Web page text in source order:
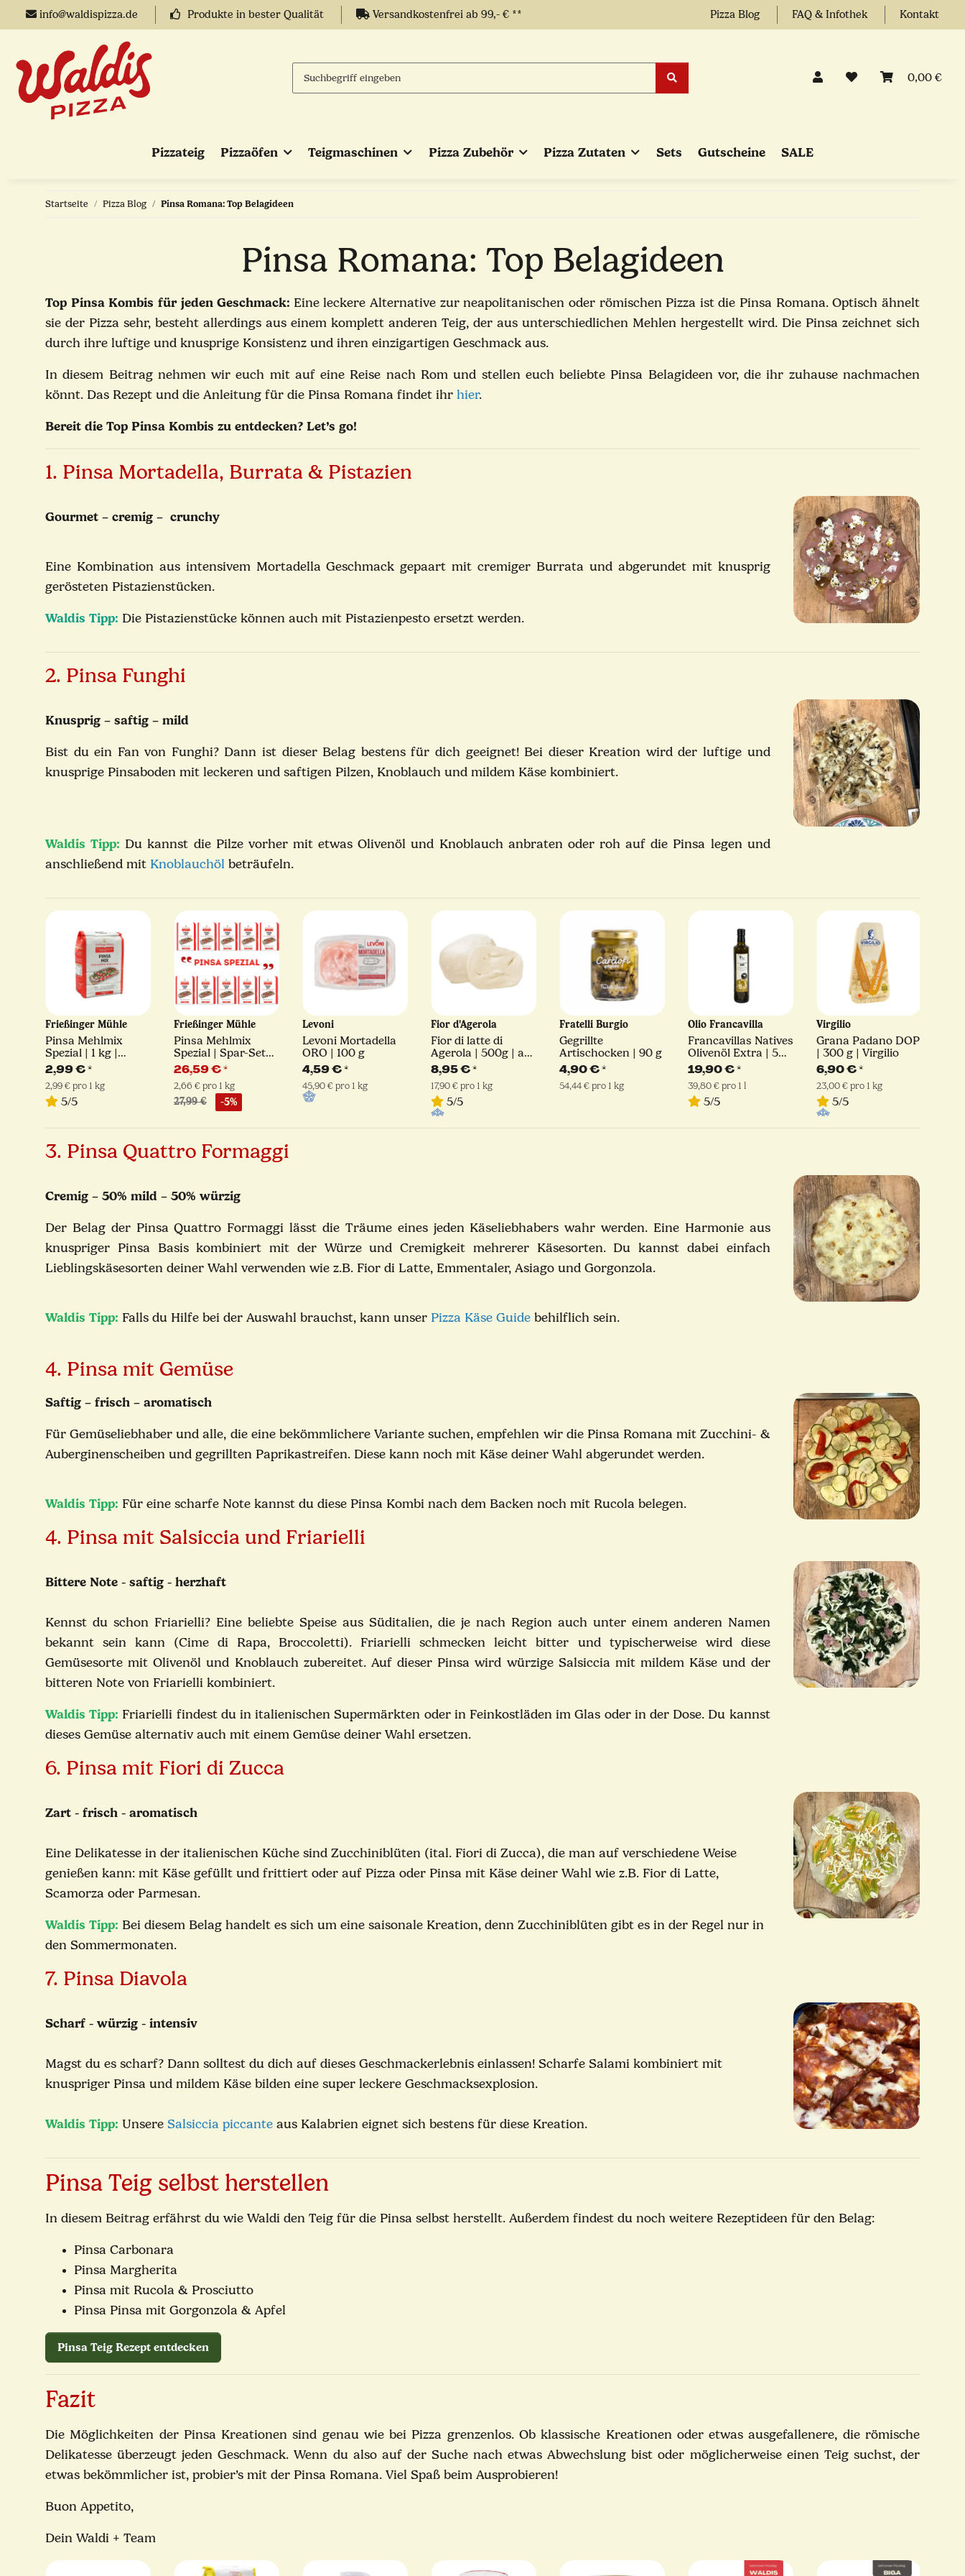
info@waldispizza.de Produkte in bester Qualität Versandkostenfrei ab 99,- € ** Pizza Blog FAQ & Infothek Kontakt
0,00 €
Pizzateig Pizzaöfen Teigmaschinen Pizza Zubehör Pizza Zutaten Sets Gutscheine SALE
Startseite Pizza Blog Pinsa Romana: Top Belagideen
Pinsa Romana: Top Belagideen
Top Pinsa Kombis für jeden Geschmack: Eine leckere Alternative zur neapolitanischen oder römischen Pizza ist die Pinsa Romana. Optisch ähnelt
sie der Pizza sehr, besteht allerdings aus einem komplett anderen Teig, der aus unterschiedlichen Mehlen hergestellt wird. Die Pinsa zeichnet sich
durch ihre luftige und knusprige Konsistenz und ihren einzigartigen Geschmack aus.
In diesem Beitrag nehmen wir euch mit auf eine Reise nach Rom und stellen euch beliebte Pinsa Belagideen vor, die ihr zuhause nachmachen
könnt. Das Rezept und die Anleitung für die Pinsa Romana findet ihr hier.
Bereit die Top Pinsa Kombis zu entdecken? Let’s go!
1. Pinsa Mortadella, Burrata & Pistazien
Gourmet – cremig – crunchy
Eine Kombination aus intensivem Mortadella Geschmack gepaart mit cremiger Burrata und abgerundet mit knusprig
gerösteten Pistazienstücken.
Waldis Tipp: Die Pistazienstücke können auch mit Pistazienpesto ersetzt werden.
2. Pinsa Funghi
Knusprig – saftig – mild
Bist du ein Fan von Funghi? Dann ist dieser Belag bestens für dich geeignet! Bei dieser Kreation wird der luftige und
knusprige Pinsaboden mit leckeren und saftigen Pilzen, Knoblauch und mildem Käse kombiniert.
Waldis Tipp: Du kannst die Pilze vorher mit etwas Olivenöl und Knoblauch anbraten oder roh auf die Pinsa legen und
anschließend mit Knoblauchöl beträufeln.
Frießinger Mühle
Pinsa Mehlmix
Spezial | 1 kg |
Frießinger Mühle
2,99 €*
2,99 € pro 1 kg
5/5
Frießinger Mühle
Pinsa Mehlmix
Spezial | Spar-Set
10 x1 kg | Frießinger
Mühle
26,59 €*
2,66 € pro 1 kg
27,99 € -5%
Levoni
Levoni Mortadella
ORO | 100 g
4,59 €*
45,90 € pro 1 kg
Fior d'Agerola
Fior di latte di
Agerola | 500g | am
Stück
8,95 €*
17,90 € pro 1 kg
5/5
Fratelli Burgio
Gegrillte
Artischocken | 90 g
4,90 €*
54,44 € pro 1 kg
Olio Francavilla
Francavillas Natives
Olivenöl Extra | 500
ml
19,90 €*
39,80 € pro 1 l
5/5
Virgilio
Grana Padano DOP
| 300 g | Virgilio
6,90 €*
23,00 € pro 1 kg
5/5
3. Pinsa Quattro Formaggi
Cremig – 50% mild – 50% würzig
Der Belag der Pinsa Quattro Formaggi lässt die Träume eines jeden Käseliebhabers wahr werden. Eine Harmonie aus
knuspriger Pinsa Basis kombiniert mit der Würze und Cremigkeit mehrerer Käsesorten. Du kannst dabei einfach
Lieblingskäsesorten deiner Wahl verwenden wie z.B. Fior di Latte, Emmentaler, Asiago und Gorgonzola.
Waldis Tipp: Falls du Hilfe bei der Auswahl brauchst, kann unser Pizza Käse Guide behilflich sein.
4. Pinsa mit Gemüse
Saftig – frisch – aromatisch
Für Gemüseliebhaber und alle, die eine bekömmlichere Variante suchen, empfehlen wir die Pinsa Romana mit Zucchini- &
Auberginenscheiben und gegrillten Paprikastreifen. Diese kann noch mit Käse deiner Wahl abgerundet werden.
Waldis Tipp: Für eine scharfe Note kannst du diese Pinsa Kombi nach dem Backen noch mit Rucola belegen.
4. Pinsa mit Salsiccia und Friarielli
Bittere Note - saftig - herzhaft
Kennst du schon Friarielli? Eine beliebte Speise aus Süditalien, die je nach Region auch unter einem anderen Namen
bekannt sein kann (Cime di Rapa, Broccoletti). Friarielli schmecken leicht bitter und typischerweise wird diese
Gemüsesorte mit Olivenöl und Knoblauch zubereitet. Auf dieser Pinsa wird würzige Salsiccia mit mildem Käse und der
bitteren Note von Friarielli kombiniert.
Waldis Tipp: Friarielli findest du in italienischen Supermärkten oder in Feinkostläden im Glas oder in der Dose. Du kannst
dieses Gemüse alternativ auch mit einem Gemüse deiner Wahl ersetzen.
6. Pinsa mit Fiori di Zucca
Zart - frisch - aromatisch
Eine Delikatesse in der italienischen Küche sind Zucchiniblüten (ital. Fiori di Zucca), die man auf verschiedene Weise
genießen kann: mit Käse gefüllt und frittiert oder auf Pizza oder Pinsa mit Käse deiner Wahl wie z.B. Fior di Latte,
Scamorza oder Parmesan.
Waldis Tipp: Bei diesem Belag handelt es sich um eine saisonale Kreation, denn Zucchiniblüten gibt es in der Regel nur in
den Sommermonaten.
7. Pinsa Diavola
Scharf - würzig - intensiv
Magst du es scharf? Dann solltest du dich auf dieses Geschmackerlebnis einlassen! Scharfe Salami kombiniert mit
knuspriger Pinsa und mildem Käse bilden eine super leckere Geschmacksexplosion.
Waldis Tipp: Unsere Salsiccia piccante aus Kalabrien eignet sich bestens für diese Kreation.
Pinsa Teig selbst herstellen
In diesem Beitrag erfährst du wie Waldi den Teig für die Pinsa selbst herstellt. Außerdem findest du noch weitere Rezeptideen für den Belag:
Pinsa Carbonara
Pinsa Margherita
Pinsa mit Rucola & Prosciutto
Pinsa Pinsa mit Gorgonzola & Apfel
Pinsa Teig Rezept entdecken
Fazit
Die Möglichkeiten der Pinsa Kreationen sind genau wie bei Pizza grenzenlos. Ob klassische Kreationen oder etwas ausgefallenere, die römische
Delikatesse überzeugt jeden Geschmack. Wenn du also auf der Suche nach etwas Abwechslung bist oder möglicherweise einen Teig suchst, der
etwas bekömmlicher ist, probier’s mit der Pinsa Romana. Viel Spaß beim Ausprobieren!
Buon Appetito,
Dein Waldi + Team